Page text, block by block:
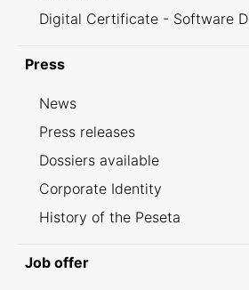
Digital Certificate - Software
Press
News
Press releases
Dossiers available
Corporate Identity
History of the Peseta
Job offer